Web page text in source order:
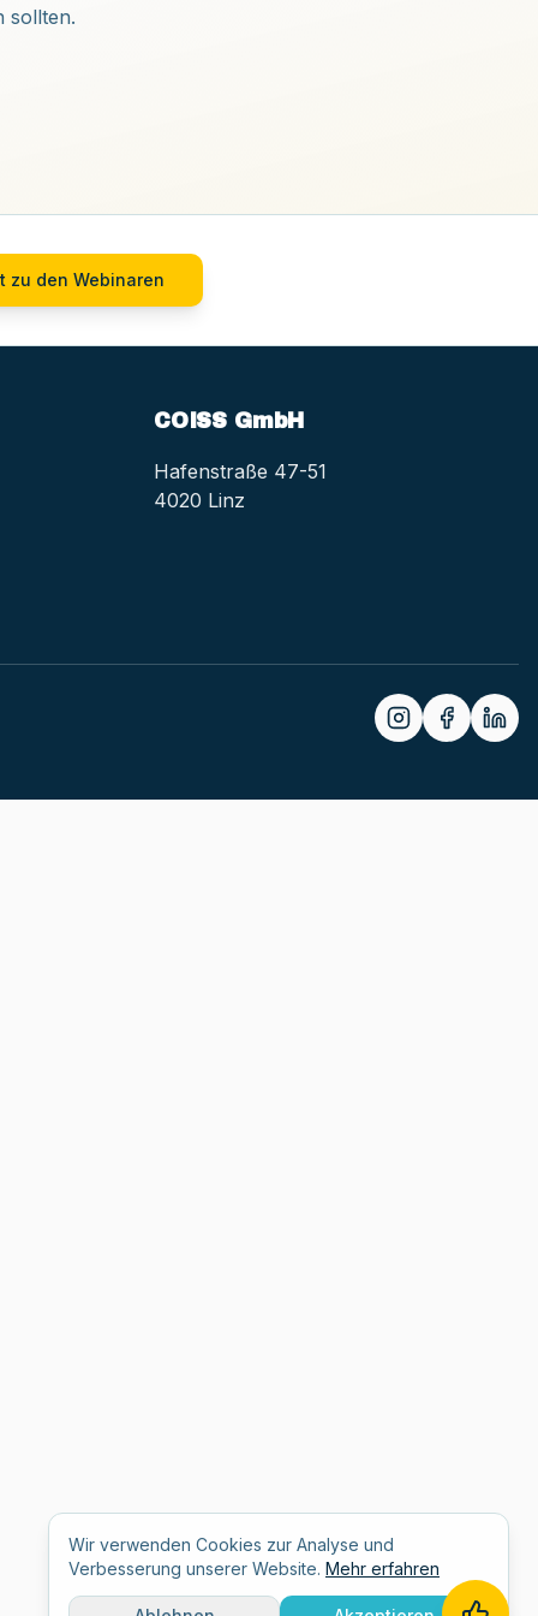
sollten.
zu den Webinaren
COISS GmbH
Hafenstraße 47-51
4020 Linz
Wir verwenden Cookies zur Analyse und
Verbesserung unserer Website. Mehr erfahren